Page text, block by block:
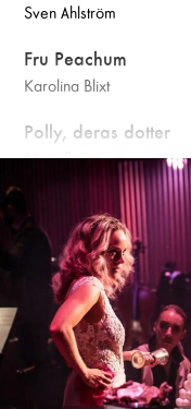
Sven Ahlström
Fru Peachum
Karolina Blixt
Polly, deras dotter
Maja Rung
Mackie Kniven
Fredrik Lycke
Jenny
Richard Hamrin
Tiger Brown, Polischef
Lennart Jähkel